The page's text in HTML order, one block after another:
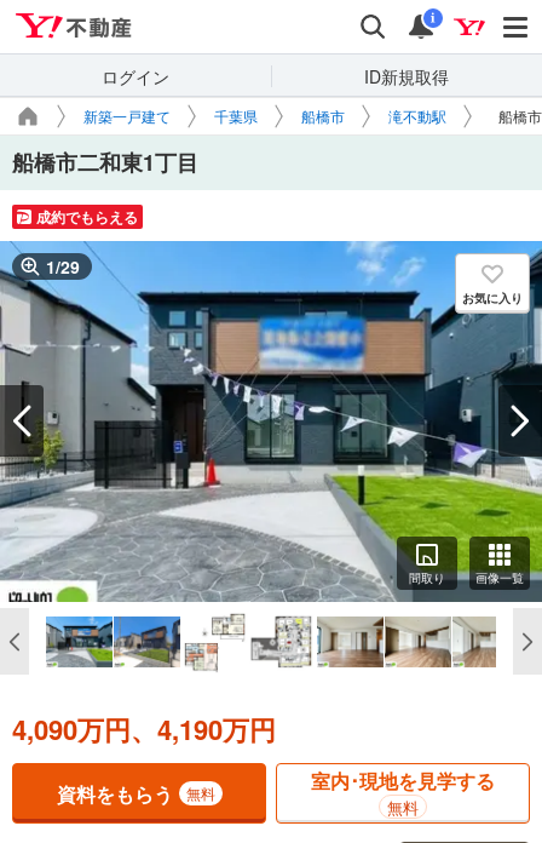
検索 通知
i
ログイン ID新規取得
新築一戸建て 千葉県 船橋市 滝不動駅 船橋
船橋市二和東1丁目
成約でもらえる
1/29
お気に入り
間取り 画像一覧
4,090万円、4,190万円
資料をもらう 無料 室内･現地を見学する
無料